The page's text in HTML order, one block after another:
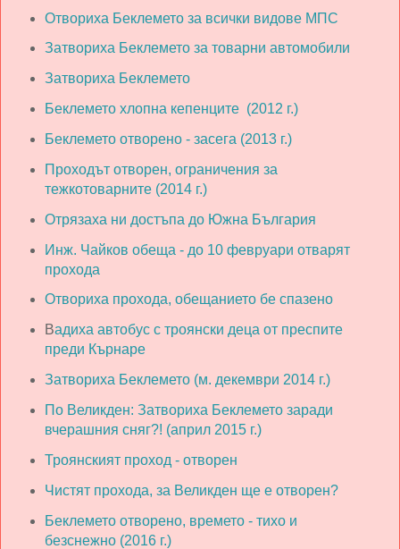
Отвориха Беклемето за всички видове МПС
Затвориха Беклемето за товарни автомобили
Затвориха Беклемето
Беклемето хлопна кепенците (2012 г.)
Беклемето отворено - засега (2013 г.)
Проходът отворен, ограничения за
тежкотоварните (2014 г.)
Отрязаха ни достъпа до Южна България
Инж. Чайков обеща - до 10 февруари отварят
прохода
Отвориха прохода, обещанието бе спазено
Вадиха автобус с троянски деца от преспите
преди Кърнаре
Затвориха Беклемето (м. декември 2014 г.)
По Великден: Затвориха Беклемето заради
вчерашния сняг?! (април 2015 г.)
Троянският проход - отворен
Чистят прохода, за Великден ще е отворен?
Беклемето отворено, времето - тихо и
безснежно (2016 г.)